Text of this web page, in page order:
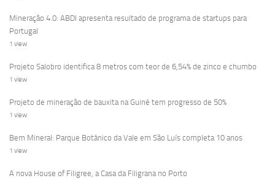
Mineração 4.0: ABDI apresenta resultado de programa de startups para
Portugal
1 view
Projeto Salobro identifica 8 metros com teor de 6,54% de zinco e chumbo
1 view
Projeto de mineração de bauxita na Guiné tem progresso de 50%
1 view
Bem Mineral: Parque Botânico da Vale em São Luís completa 10 anos
1 view
A nova House of Filigree, a Casa da Filigrana no Porto